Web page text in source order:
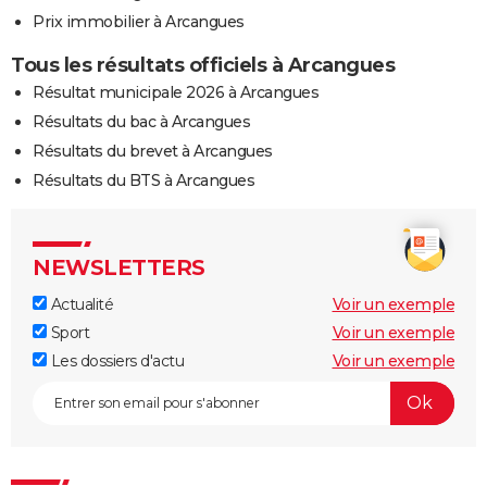
Prix immobilier à Arcangues
Tous les résultats officiels à Arcangues
Résultat municipale 2026 à Arcangues
Résultats du bac à Arcangues
Résultats du brevet à Arcangues
Résultats du BTS à Arcangues
NEWSLETTERS
Actualité
Voir un exemple
Sport
Voir un exemple
Les dossiers d'actu
Voir un exemple